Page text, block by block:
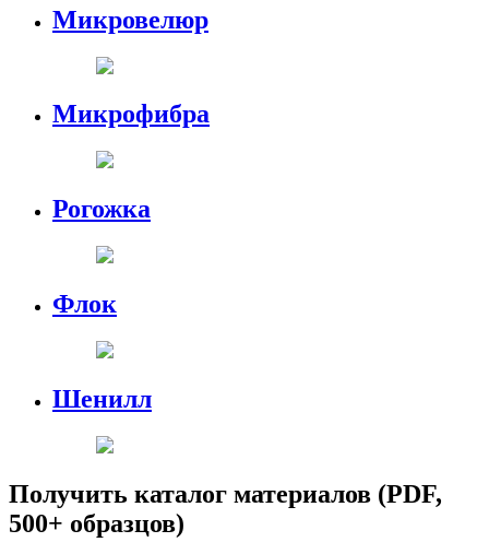
Микровелюр
Микрофибра
Рогожка
Флок
Шенилл
Получить каталог материалов (PDF,
500+ образцов)